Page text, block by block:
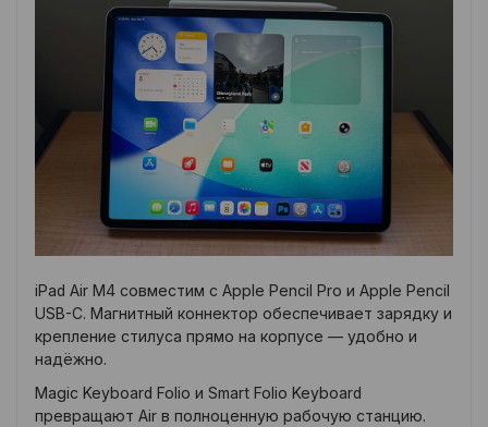
iPad Air M4 совместим с Apple Pencil Pro и Apple Pencil
USB-C. Магнитный коннектор обеспечивает зарядку и
крепление стилуса прямо на корпусе — удобно и
надёжно.
Magic Keyboard Folio и Smart Folio Keyboard
превращают Air в полноценную рабочую станцию.